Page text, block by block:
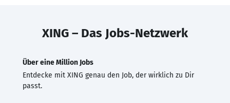
XING – Das Jobs-Netzwerk
Über eine Million Jobs
Entdecke mit XING genau den Job, der wirklich zu Dir
passt.